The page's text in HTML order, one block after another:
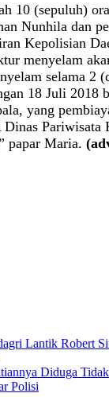
10 (sepuluh)
Nunhila dan
Kepolisian
menyelam
selama 2
18 Juli 2018
yang
Dinas Pariwisata
papar Maria.
Lantik Robert
Diduga
Polisi